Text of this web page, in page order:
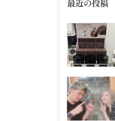
最近の投稿